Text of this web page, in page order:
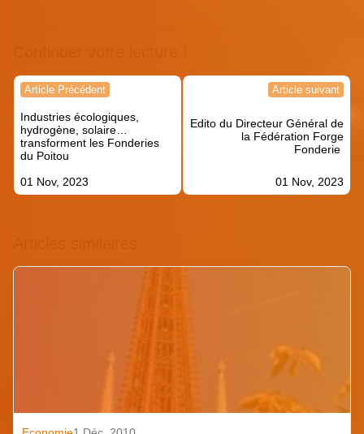
Navigation
l’article
Article Précédent
Industries écologiques,
hydrogène, solaire…
transforment les Fonderies
du Poitou
01 Nov, 2023
Article suivant
Edito du Directeur Général de
la Fédération Forge
Fonderie
01 Nov, 2023